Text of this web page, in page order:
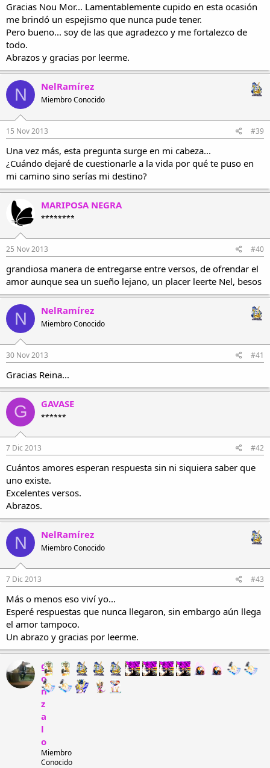
Gracias Nou Mor... Lamentablemente cupido en esta ocasión
me brindó un espejismo que nunca pude tener.
Pero bueno... soy de las que agradezco y me fortalezco de
todo.
Abrazos y gracias por leerme.
N NelRamírez
Miembro Conocido
15 Nov 2013 #39
Una vez más, esta pregunta surge en mi cabeza...
¿Cuándo dejaré de cuestionarle a la vida por qué te puso en
mi camino sino serías mi destino?
MARIPOSA NEGRA
********
25 Nov 2013 #40
grandiosa manera de entregarse entre versos, de ofrendar el
amor aunque sea un sueño lejano, un placer leerte Nel, besos
N NelRamírez
Miembro Conocido
30 Nov 2013 #41
Gracias Reina...
G GAVASE
******
7 Dic 2013 #42
Cuántos amores esperan respuesta sin ni siquiera saber que
uno existe.
Excelentes versos.
Abrazos.
N NelRamírez
Miembro Conocido
7 Dic 2013 #43
Más o menos eso viví yo...
Esperé respuestas que nunca llegaron, sin embargo aún llega
el amor tampoco.
Un abrazo y gracias por leerme.
g
o
n
z
a
l
o
Miembro
Conocido